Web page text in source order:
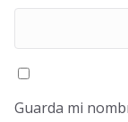
Guarda mi